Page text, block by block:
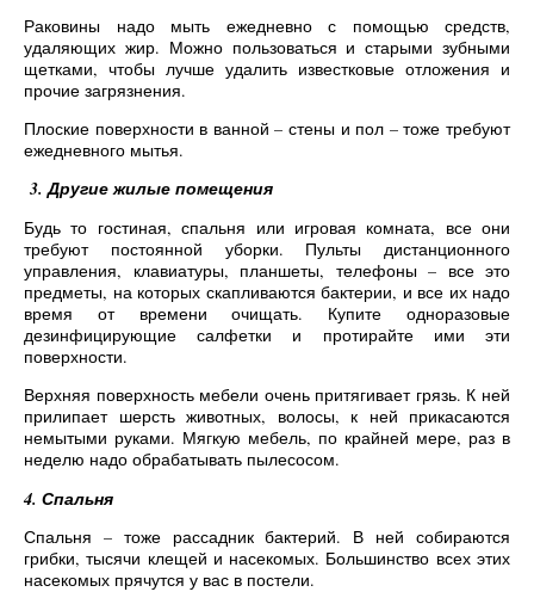
Раковины надо мыть ежедневно с помощью средств,
удаляющих жир. Можно пользоваться и старыми зубными
щетками, чтобы лучше удалить известковые отложения и
прочие загрязнения.
Плоские поверхности в ванной – стены и пол – тоже требуют
ежедневного мытья.
3. Другие жилые помещения
Будь то гостиная, спальня или игровая комната, все они
требуют постоянной уборки. Пульты дистанционного
управления, клавиатуры, планшеты, телефоны – все это
предметы, на которых скапливаются бактерии, и все их надо
время от времени очищать. Купите одноразовые
дезинфицирующие салфетки и протирайте ими эти
поверхности.
Верхняя поверхность мебели очень притягивает грязь. К ней
прилипает шерсть животных, волосы, к ней прикасаются
немытыми руками. Мягкую мебель, по крайней мере, раз в
неделю надо обрабатывать пылесосом.
4. Спальня
Спальня – тоже рассадник бактерий. В ней собираются
грибки, тысячи клещей и насекомых. Большинство всех этих
насекомых прячутся у вас в постели.